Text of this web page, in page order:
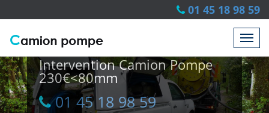
01 45 18 98 59
Intervention Camion Pompe
230€<80mm
01 45 18 98 59
01 45 18 98 59